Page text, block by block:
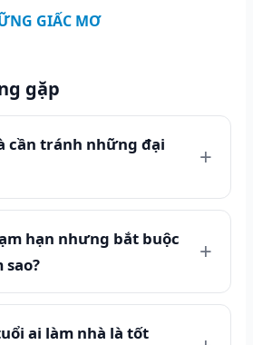
GIẤC MƠ
gặp
cần tránh những đại
hạn nhưng bắt buộc
ai làm nhà là tốt